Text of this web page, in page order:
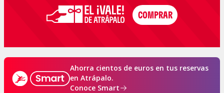
Ahorra cientos de euros en tus reservas
en Atrápalo.
Conoce Smart